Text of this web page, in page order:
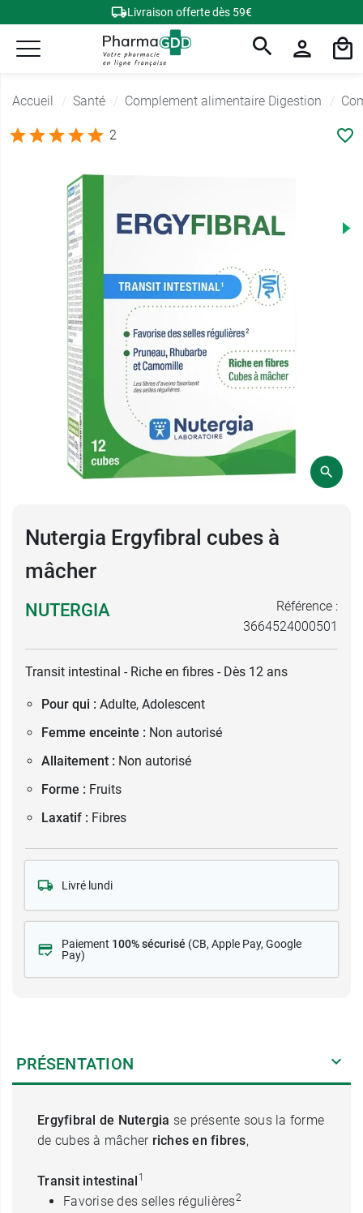
Livraison offerte dès 59€
Accueil Santé Complement alimentaire Digestion
2
Nutergia Ergyfibral cubes à
mâcher
NUTERGIA
Référence :
3664524000501
Transit intestinal - Riche en fibres - Dès 12 ans
Pour qui : Adulte, Adolescent
Femme enceinte : Non autorisé
Allaitement : Non autorisé
Forme : Fruits
Laxatif : Fibres
Livré lundi
Paiement 100% sécurisé (CB, Apple Pay, Google
Pay)
PRÉSENTATION
Ergyfibral de Nutergia se présente sous la forme
de cubes à mâcher riches en fibres,
Transit intestinal 1
Favorise des selles régulières2